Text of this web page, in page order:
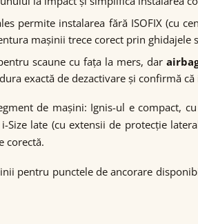
permite instalarea fără ISOFIX (cu
mașinii trece corect prin ghidajele
scaune cu fața la mers, dar
exactă de dezactivare și confirmă
de mașini: Ignis-ul e compact,
late (cu extensii de protecție
corectă.
pentru punctele de ancorare